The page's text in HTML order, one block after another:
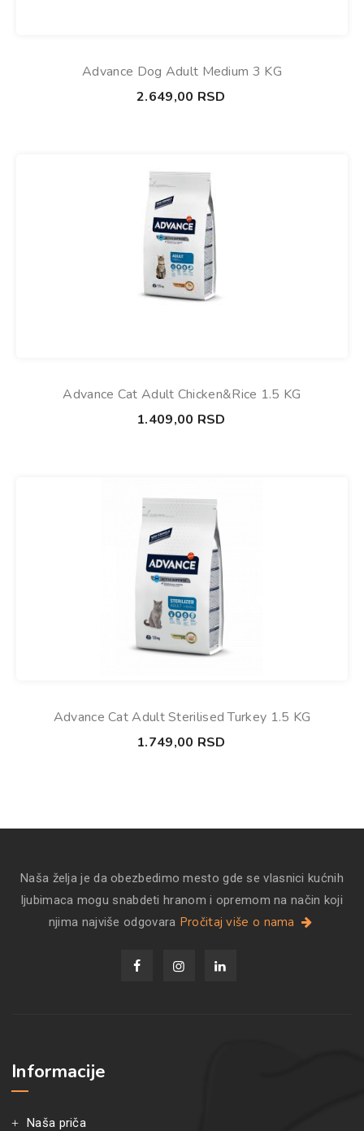
Advance Dog Adult Medium 3 KG
2.649,00 RSD
Advance Cat Adult Chicken&Rice 1.5 KG
1.409,00 RSD
Advance Cat Adult Sterilised Turkey 1.5 KG
1.749,00 RSD
Naša želja je da obezbedimo mesto gde se vlasnici kućnih
ljubimaca mogu snabdeti hranom i opremom na način koji
njima najviše odgovara Pročitaj više o nama
Informacije
Naša priča